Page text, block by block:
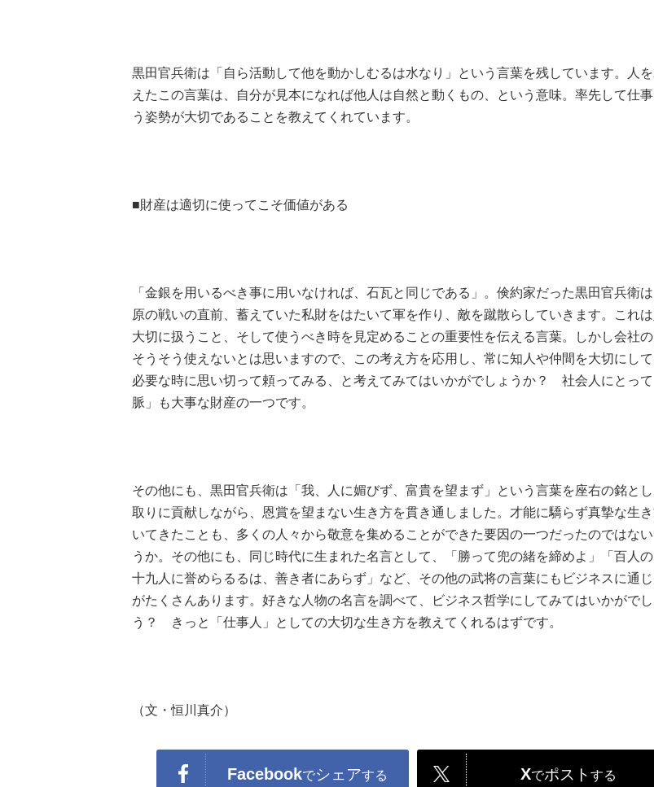
黒田官兵衛は「自ら活動して他を動かしむるは水なり」という言葉を残しています。人を
えたこの言葉は、自分が見本になれば他人は自然と動くもの、という意味。率先して仕
う姿勢が大切であることを教えてくれています。
■財産は適切に使ってこそ価値がある
「金銀を用いるべき事に用いなければ、石瓦と同じである」。倹約家だった黒田官兵衛
原の戦いの直前、蓄えていた私財をはたいて軍を作り、敵を蹴散らしていきます。これ
大切に扱うこと、そして使うべき時を見定めることの重要性を伝える言葉。しかし会社
そうそう使えないとは思いますので、この考え方を応用し、常に知人や仲間を大切にして
必要な時に思い切って頼ってみる、と考えてみてはいかがでしょうか？ 社会人にとって
脈」も大事な財産の一つです。
その他にも、黒田官兵衛は「我、人に媚びず、富貴を望まず」という言葉を座右の銘と
取りに貢献しながら、恩賞を望まない生き方を貫き通しました。才能に驕らず真摯な生
いてきたことも、多くの人々から敬意を集めることができた要因の一つだったのではない
うか。その他にも、同じ時代に生まれた名言として、「勝って兜の緒を締めよ」「百人
十九人に誉めらるるは、善き者にあらず」など、その他の武将の言葉にもビジネスに通
がたくさんあります。好きな人物の名言を調べて、ビジネス哲学にしてみてはいかがでし
う？ きっと「仕事人」としての大切な生き方を教えてくれるはずです。
（文・恒川真介）
Facebookでシェアする Xでポスト する